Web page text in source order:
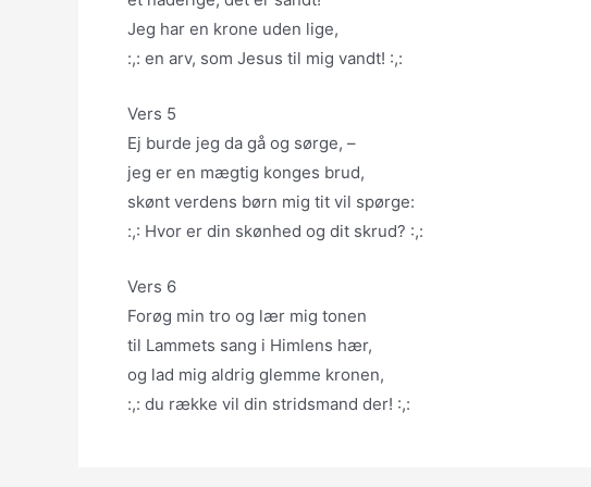
Jeg har en krone uden lige,
:,: en arv, som Jesus til mig vandt! :,:
Vers 5
Ej burde jeg da gå og sørge, –
jeg er en mægtig konges brud,
skønt verdens børn mig tit vil spørge:
:,: Hvor er din skønhed og dit skrud? :,:
Vers 6
Forøg min tro og lær mig tonen
til Lammets sang i Himlens hær,
og lad mig aldrig glemme kronen,
:,: du række vil din stridsmand der! :,: